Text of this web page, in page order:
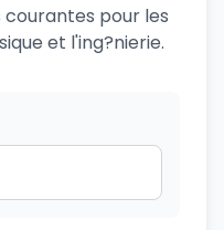
courantes pour les
et l'ing?nierie.